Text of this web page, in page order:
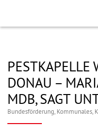
PESTKAPELLE
DONAU –
MDB, SAGT
Bundesförderung, Kommunales,